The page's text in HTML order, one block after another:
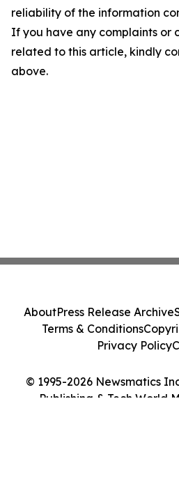
reliability of the information
If you have any complaints or
related to this article, kindly
above.
© 1995-2026 Newsmatics
Publishing & Tech World
AboutPress Release Archive
Terms & Conditions
Privacy Policy